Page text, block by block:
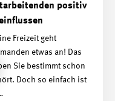
positiv
Freizeit geht
etwas an! Das
Sie bestimmt schon
Doch so einfach ist